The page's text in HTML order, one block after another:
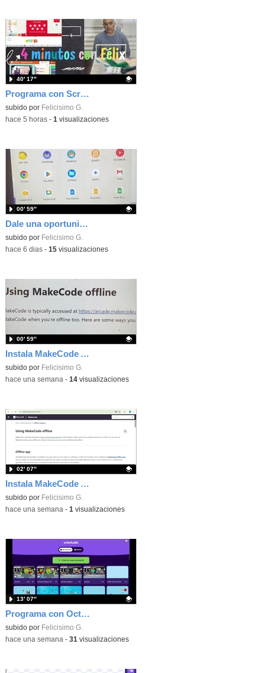
Programa con Scratch juegos con los partidos del mundial 2026 ganados por España
Contenido educativo.
subido por Felicisimo G.
40′ 17″
-hace 5 horas- 1 visualizaciones
Dale una oportunidad a los Chromebooks y utiliza un proyector para realizar talleres si no tienes pantallas táctiles
Contenido educativo.
subido por Felicisimo G.
00′ 59″
-hace 6 dias- 15visualizaciones
Instala MakeCode Arcade para trabajar offline en tu tablet, ordenador, Chromebook
Contenido educativo.
subido por Felicisimo G.
00′ 59″
-hace una semana - 14visualizaciones
Instala MakeCode Arcade offline para programar grandes juegos sin necesidad de Internet
Contenido educativo.
subido por Felicisimo G.
02′ 07″
-hace una semana - 1 visualizaciones
Programa con OctoStudio, un juego de disparos contra Zombies con un cargador basado en el House of the dead
Contenido educativo.
subido por Felicisimo G.
13′ 07″
-hace una semana - 31 visualizaciones